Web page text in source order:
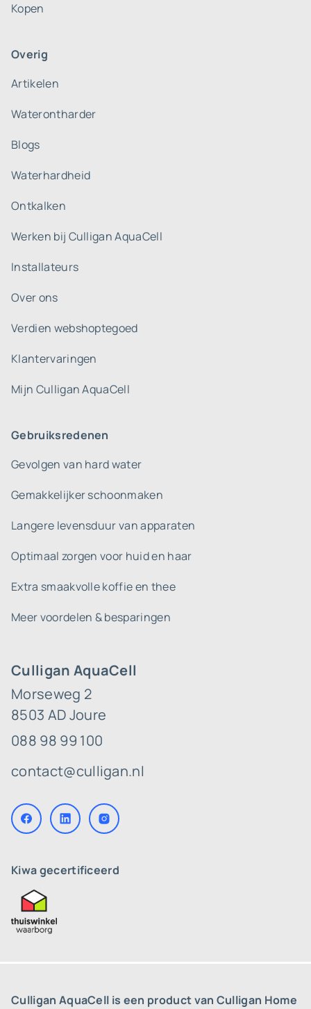
Culligan AquaCell
Morseweg 2
8503 AD Joure
088 98 99 100
contact@culligan.nl
Kiwa gecertificeerd
Kopen
Overig
Artikelen
Waterontharder
Blogs
Waterhardheid
Ontkalken
Werken bij Culligan AquaCell
Installateurs
Over ons
Verdien webshoptegoed
Klantervaringen
Mijn Culligan AquaCell
Gebruiksredenen
Gevolgen van hard water
Gemakkelijker schoonmaken
Langere levensduur van apparaten
Optimaal zorgen voor huid en haar
Extra smaakvolle koffie en thee
Meer voordelen & besparingen
Culligan AquaCell is een product van Culligan Home